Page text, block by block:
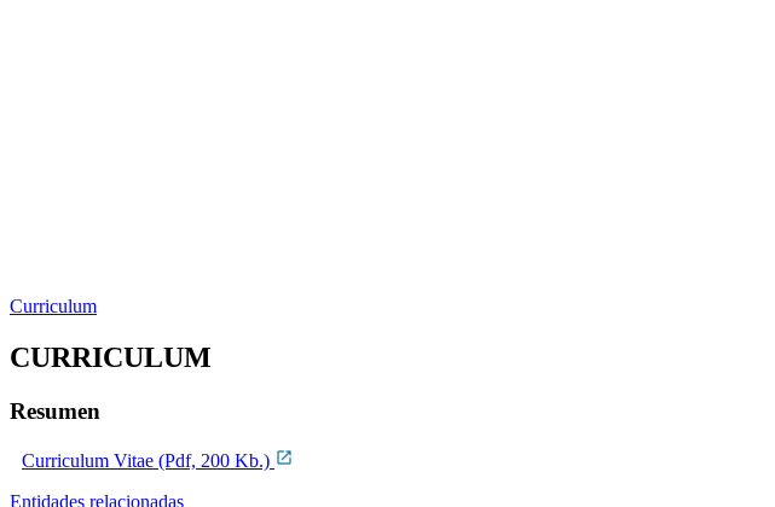
Curriculum
CURRICULUM
Resumen
Curriculum Vitae (Pdf, 200 Kb.)
Entidades relacionadas